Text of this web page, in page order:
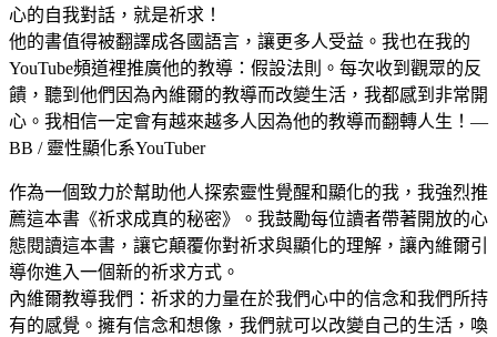
心的自我對話，就是祈求！
他的書值得被翻譯成各國語言，讓更多人受益。我也在我的
YouTube頻道裡推廣他的教導：假設法則。每次收到觀眾的反
饋，聽到他們因為內維爾的教導而改變生活，我都感到非常開
心。我相信一定會有越來越多人因為他的教導而翻轉人生！—
BB / 靈性顯化系YouTuber
作為一個致力於幫助他人探索靈性覺醒和顯化的我，我強烈推
薦這本書《祈求成真的秘密》。我鼓勵每位讀者帶著開放的心
態閱讀這本書，讓它顛覆你對祈求與顯化的理解，讓內維爾引
導你進入一個新的祈求方式。
內維爾教導我們：祈求的力量在於我們心中的信念和我們所持
有的感覺。擁有信念和想像，我們就可以改變自己的生活，喚